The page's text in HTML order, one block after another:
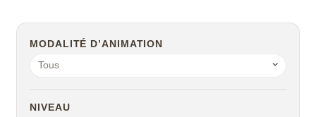
MODALITÉ D’ANIMATION
Tous
NIVEAU